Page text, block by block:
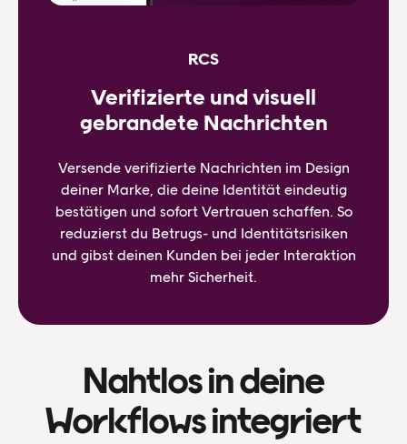
RCS
Verifizierte und visuell
gebrandete Nachrichten
Versende verifizierte Nachrichten im Design
deiner Marke, die deine Identität eindeutig
bestätigen und sofort Vertrauen schaffen. So
reduzierst du Betrugs- und Identitätsrisiken
und gibst deinen Kunden bei jeder Interaktion
mehr Sicherheit.
Nahtlos in deine
Workflows integriert